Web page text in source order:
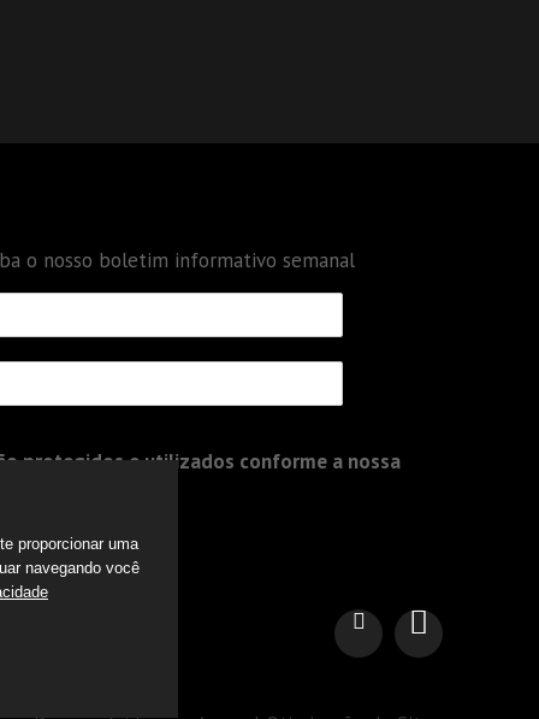
o nosso boletim informativo semanal
protegidos e utilizados conforme a nossa
proporcionar uma
navegando você